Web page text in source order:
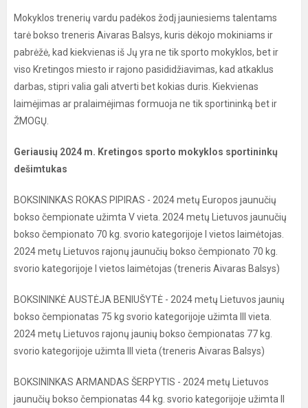
Mokyklos trenerių vardu padėkos žodį jauniesiems talentams
tarė bokso treneris Aivaras Balsys, kuris dėkojo mokiniams ir
pabrėžė, kad kiekvienas iš Jų yra ne tik sporto mokyklos, bet ir
viso Kretingos miesto ir rajono pasididžiavimas, kad atkaklus
darbas, stipri valia gali atverti bet kokias duris. Kiekvienas
laimėjimas ar pralaimėjimas formuoja ne tik sportininką bet ir
ŽMOGŲ.
Geriausių 2024 m. Kretingos sporto mokyklos sportininkų
dešimtukas
BOKSININKAS ROKAS PIPIRAS - 2024 metų Europos jaunučių
bokso čempionate užimta V vieta. 2024 metų Lietuvos jaunučių
bokso čempionato 70 kg. svorio kategorijoje I vietos laimėtojas.
2024 metų Lietuvos rajonų jaunučių bokso čempionato 70 kg.
svorio kategorijoje I vietos laimėtojas (treneris Aivaras Balsys)
BOKSININKĖ AUSTĖJA BENIUŠYTĖ - 2024 metų Lietuvos jaunių
bokso čempionatas 75 kg svorio kategorijoje užimta III vieta.
2024 metų Lietuvos rajonų jaunių bokso čempionatas 77 kg.
svorio kategorijoje užimta III vieta (treneris Aivaras Balsys)
BOKSININKAS ARMANDAS ŠERPYTIS - 2024 metų Lietuvos
jaunučių bokso čempionatas 44 kg. svorio kategorijoje užimta II